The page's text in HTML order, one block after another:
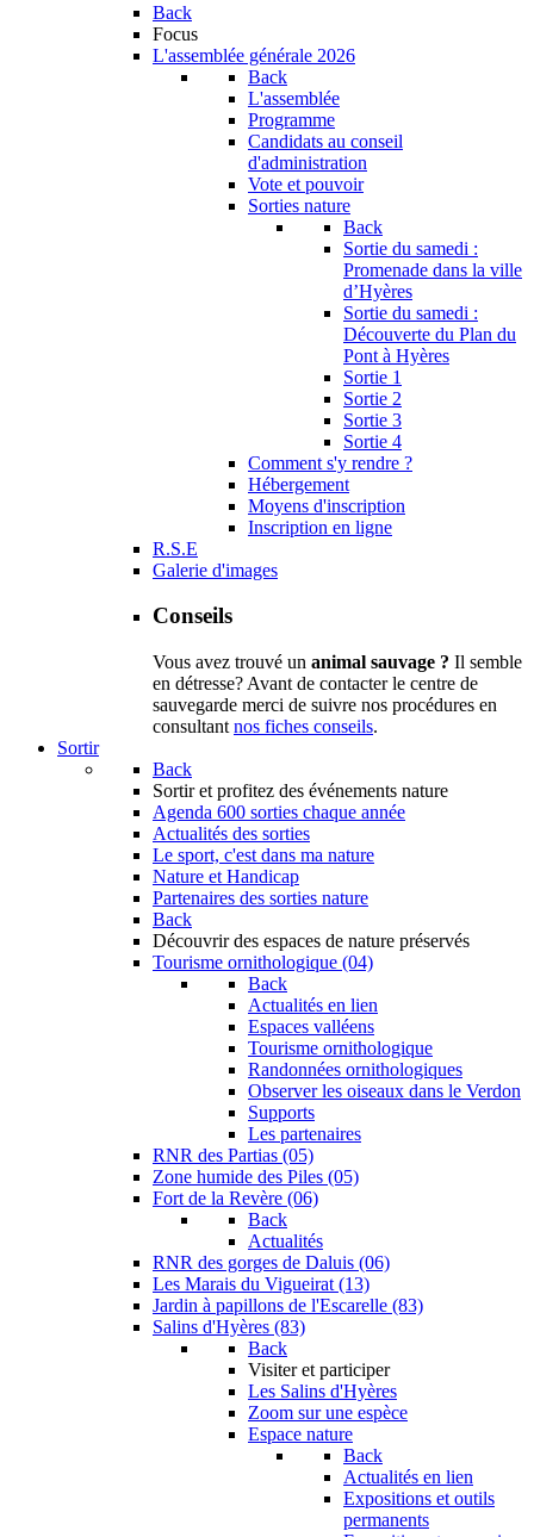
Back
Focus
L'assemblée générale 2026
Back
L'assemblée
Programme
Candidats au conseil
d'administration
Vote et pouvoir
Sorties nature
Back
Sortie du samedi :
Promenade dans la ville
d’Hyères
Sortie du samedi :
Découverte du Plan du
Pont à Hyères
Sortie 1
Sortie 2
Sortie 3
Sortie 4
Comment s'y rendre ?
Hébergement
Moyens d'inscription
Inscription en ligne
R.S.E
Galerie d'images
Conseils
Vous avez trouvé un animal sauvage ? Il semble
en détresse? Avant de contacter le centre de
sauvegarde merci de suivre nos procédures en
consultant nos fiches conseils.
Sortir
Back
Sortir et profitez des événements nature
Agenda 600 sorties chaque année
Actualités des sorties
Le sport, c'est dans ma nature
Nature et Handicap
Partenaires des sorties nature
Back
Découvrir des espaces de nature préservés
Tourisme ornithologique (04)
Back
Actualités en lien
Espaces valléens
Tourisme ornithologique
Randonnées ornithologiques
Observer les oiseaux dans le Verdon
Supports
Les partenaires
RNR des Partias (05)
Zone humide des Piles (05)
Fort de la Revère (06)
Back
Actualités
RNR des gorges de Daluis (06)
Les Marais du Vigueirat (13)
Jardin à papillons de l'Escarelle (83)
Salins d'Hyères (83)
Back
Visiter et participer
Les Salins d'Hyères
Zoom sur une espèce
Espace nature
Back
Actualités en lien
Expositions et outils
permanents